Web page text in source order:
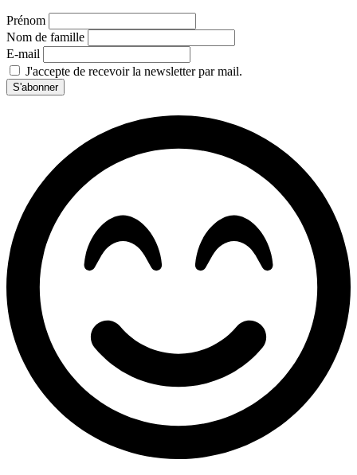
Prénom
Nom de famille
E-mail
J'accepte de recevoir la newsletter par mail.